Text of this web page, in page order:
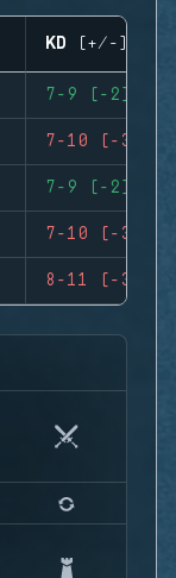
KD (+/-)
7-9 (-2)
7-10 (-3)
7-9 (-2)
7-10 (-3)
8-11 (-3)